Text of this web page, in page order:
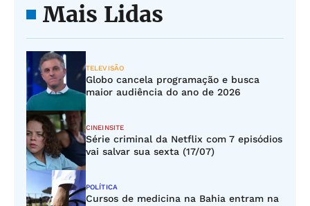
Mais Lidas
TELEVISÃO
Globo cancela programação e busca
maior audiência do ano de 2026
CINEINSITE
Série criminal da Netflix com 7 episódios
vai salvar sua sexta (17/07)
POLÍTICA
Cursos de medicina na Bahia entram na